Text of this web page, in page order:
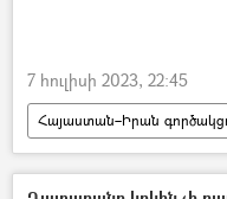
7 հուլիսի 2023, 22:45
Հայաստան–Իրան
Իրանի Իսլամական
Հայաստան
հայ-